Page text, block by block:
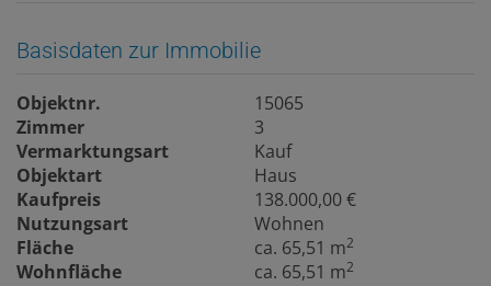
Basisdaten zur Immobilie
Objektnr.
15065
Zimmer
3
Vermarktungsart
Kauf
Objektart
Haus
Kaufpreis
138.000,00 €
Nutzungsart
Wohnen
Fläche
ca. 65,51 m2
Wohnfläche ca. 65,51 m2